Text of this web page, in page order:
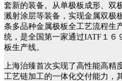
套新的装备。从单极板成形、双
溅射涂层等装备，实现金属双极
条多品种金属极板全工艺流程生
统，是全国第一家通过IATF１６
板生产线。
上海治臻首次实现了高性能高精
工艺链加工的一体化交付能力，